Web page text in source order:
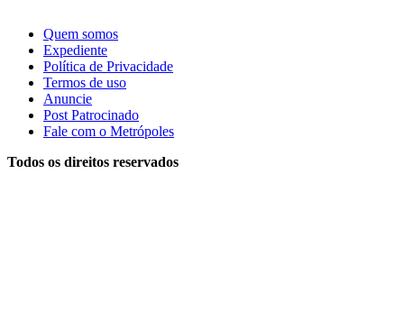
Quem somos
Expediente
Política de Privacidade
Termos de uso
Anuncie
Post Patrocinado
Fale com o Metrópoles
Todos os direitos reservados